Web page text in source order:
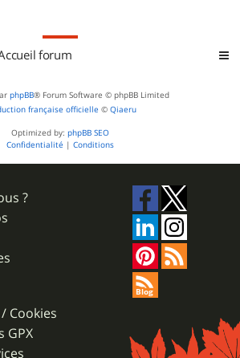
forum
phpBB® Forum Software © phpBB Limited
française officielle © Qiaeru
Optimized by: phpBB SEO
Confidentialité | Conditions
?
Cookies
GPX